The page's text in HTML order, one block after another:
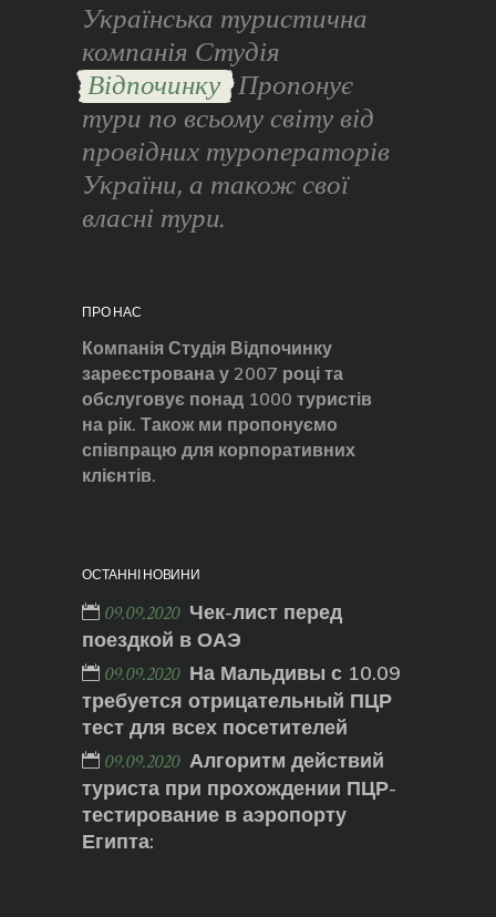
Українська туристична
компанія Студія
Відпочинку Пропонує
тури по всьому світу від
провідних туроператорів
України, а також свої
власні тури.
ПРО НАС
Компанія Студія Відпочинку
зареєстрована у 2007 році та
обслуговує понад 1000 туристів
на рік. Також ми пропонуємо
співпрацю для корпоративних
клієнтів.
ОСТАННІ НОВИНИ
09.09.2020 Чек-лист перед
поездкой в ОАЭ
09.09.2020 На Мальдивы с 10.09
требуется отрицательный ПЦР
тест для всех посетителей
09.09.2020 Алгоритм действий
туриста при прохождении ПЦР-
тестирование в аэропорту
Египта: